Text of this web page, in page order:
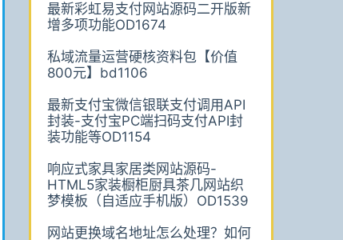
最新彩虹易支付网站源码二开版新
增多项功能OD1674
私域流量运营硬核资料包【价值
800元】bd1106
最新支付宝微信银联支付调用API
封装-支付宝PC端扫码支付API封
装功能等OD1154
响应式家具家居类网站源码-
HTML5家装橱柜厨具茶几网站织
梦模板（自适应手机版）OD1539
网站更换域名地址怎么处理？如何